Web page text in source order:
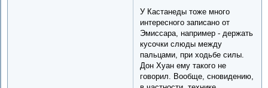
У Кастанеды тоже много
интересного записано от
Эмиссара, например - держать
кусочки слюды между
пальцами, при ходьбе силы.
Дон Хуан ему такого не
говорил. Вообще, сновидению,